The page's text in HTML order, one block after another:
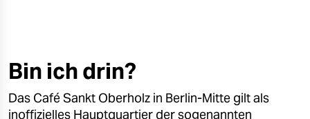
öko
gesellschaft
Bin ich drin?
Das Café Sankt Oberholz in Berlin-Mitte gilt als
inoffizielles Hauptquartier der sogenannten